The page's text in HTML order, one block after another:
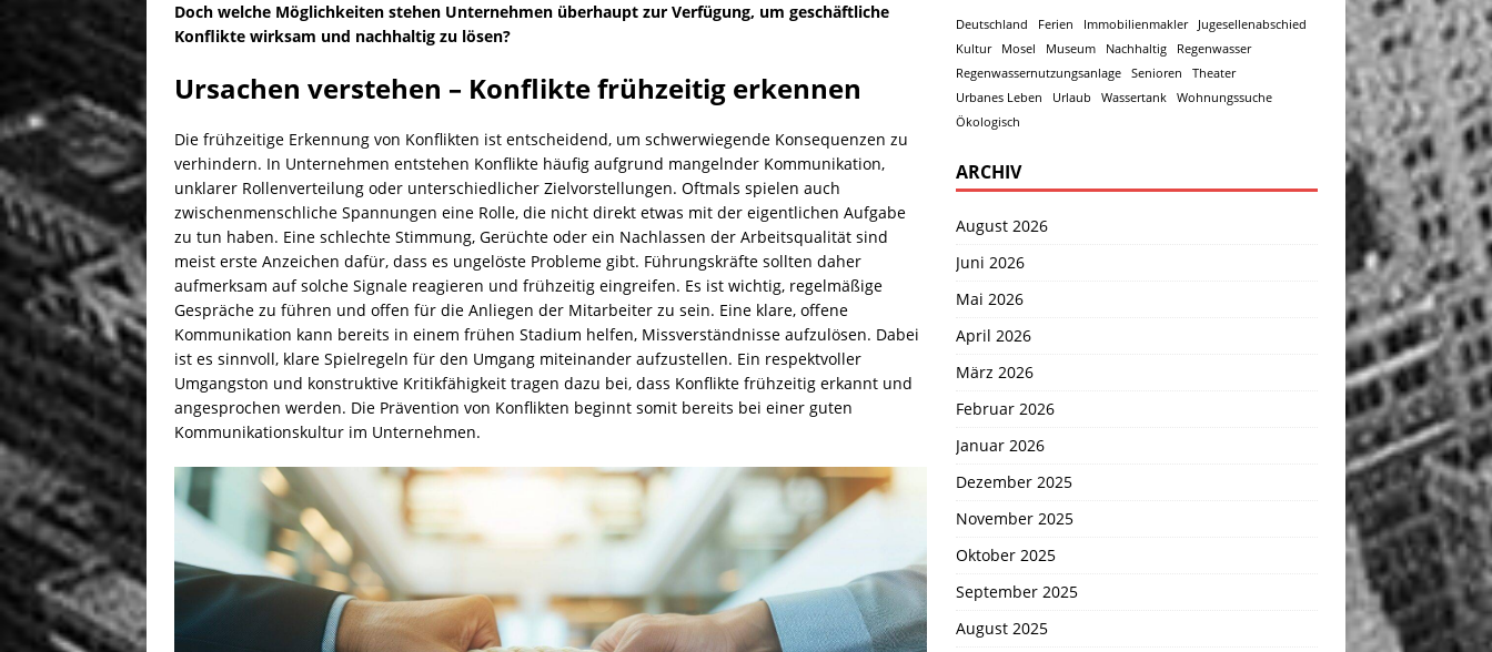
Doch welche Möglichkeiten stehen Unternehmen überhaupt zur Verfügung, um geschäftliche
Konflikte wirksam und nachhaltig zu lösen?
Ursachen verstehen – Konflikte frühzeitig erkennen
Die frühzeitige Erkennung von Konflikten ist entscheidend, um schwerwiegende Konsequenzen zu
verhindern. In Unternehmen entstehen Konflikte häufig aufgrund mangelnder Kommunikation,
unklarer Rollenverteilung oder unterschiedlicher Zielvorstellungen. Oftmals spielen auch
zwischenmenschliche Spannungen eine Rolle, die nicht direkt etwas mit der eigentlichen Aufgabe
zu tun haben. Eine schlechte Stimmung, Gerüchte oder ein Nachlassen der Arbeitsqualität sind
meist erste Anzeichen dafür, dass es ungelöste Probleme gibt. Führungskräfte sollten daher
aufmerksam auf solche Signale reagieren und frühzeitig eingreifen. Es ist wichtig, regelmäßige
Gespräche zu führen und offen für die Anliegen der Mitarbeiter zu sein. Eine klare, offene
Kommunikation kann bereits in einem frühen Stadium helfen, Missverständnisse aufzulösen. Dabei
ist es sinnvoll, klare Spielregeln für den Umgang miteinander aufzustellen. Ein respektvoller
Umgangston und konstruktive Kritikfähigkeit tragen dazu bei, dass Konflikte frühzeitig erkannt und
angesprochen werden. Die Prävention von Konflikten beginnt somit bereits bei einer guten
Kommunikationskultur im Unternehmen.
Deutschland Ferien Immobilienmakler
Jugesellenabschied
Kultur
Mosel Museum Nachhaltig
Regenwasser
Regenwassernutzungsanlage
Senioren
Theater
Urbanes Leben
Urlaub Wassertank
Wohnungssuche
Ökologisch
ARCHIV
August 2026
Juni 2026
Mai 2026
April 2026
März 2026
Februar 2026
Januar 2026
Dezember 2025
November 2025
Oktober 2025
September 2025
August 2025